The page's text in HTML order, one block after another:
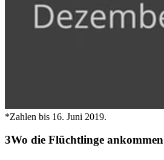
*Zahlen bis 16. Juni 2019.
Wo die Flüchtlinge ankommen